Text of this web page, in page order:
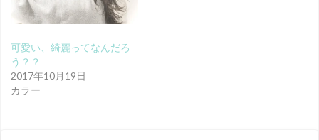
可愛い、綺麗ってなんだろ
う？？
2017年10月19日
カラー